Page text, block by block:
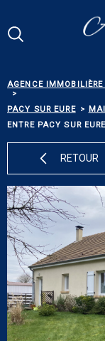
menu
contenu
AGENCE
PACY SUR EURE
ENTRE PACY SUR
RETOUR